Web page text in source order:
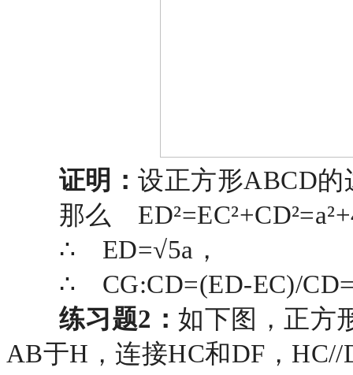
证明：设正方形ABCD的
那么
∴ ED=√5a，
∴ CG:CD=(ED-EC)/
练习题2： 如下图，正方
AB于H，连接HC和DF，